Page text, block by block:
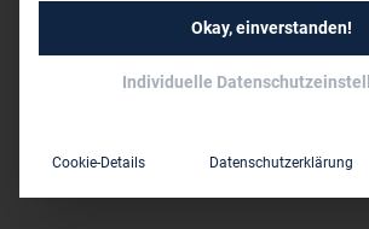
Persönliche Vertreter im VBI:
Dipl.-Ing. Jörg Thiele
Dipl.-Ing. (BA) M.Eng. Kai Zumpe
Okay, einverstanden!
Individuelle
Cookie-Details Datenschutzerklärung